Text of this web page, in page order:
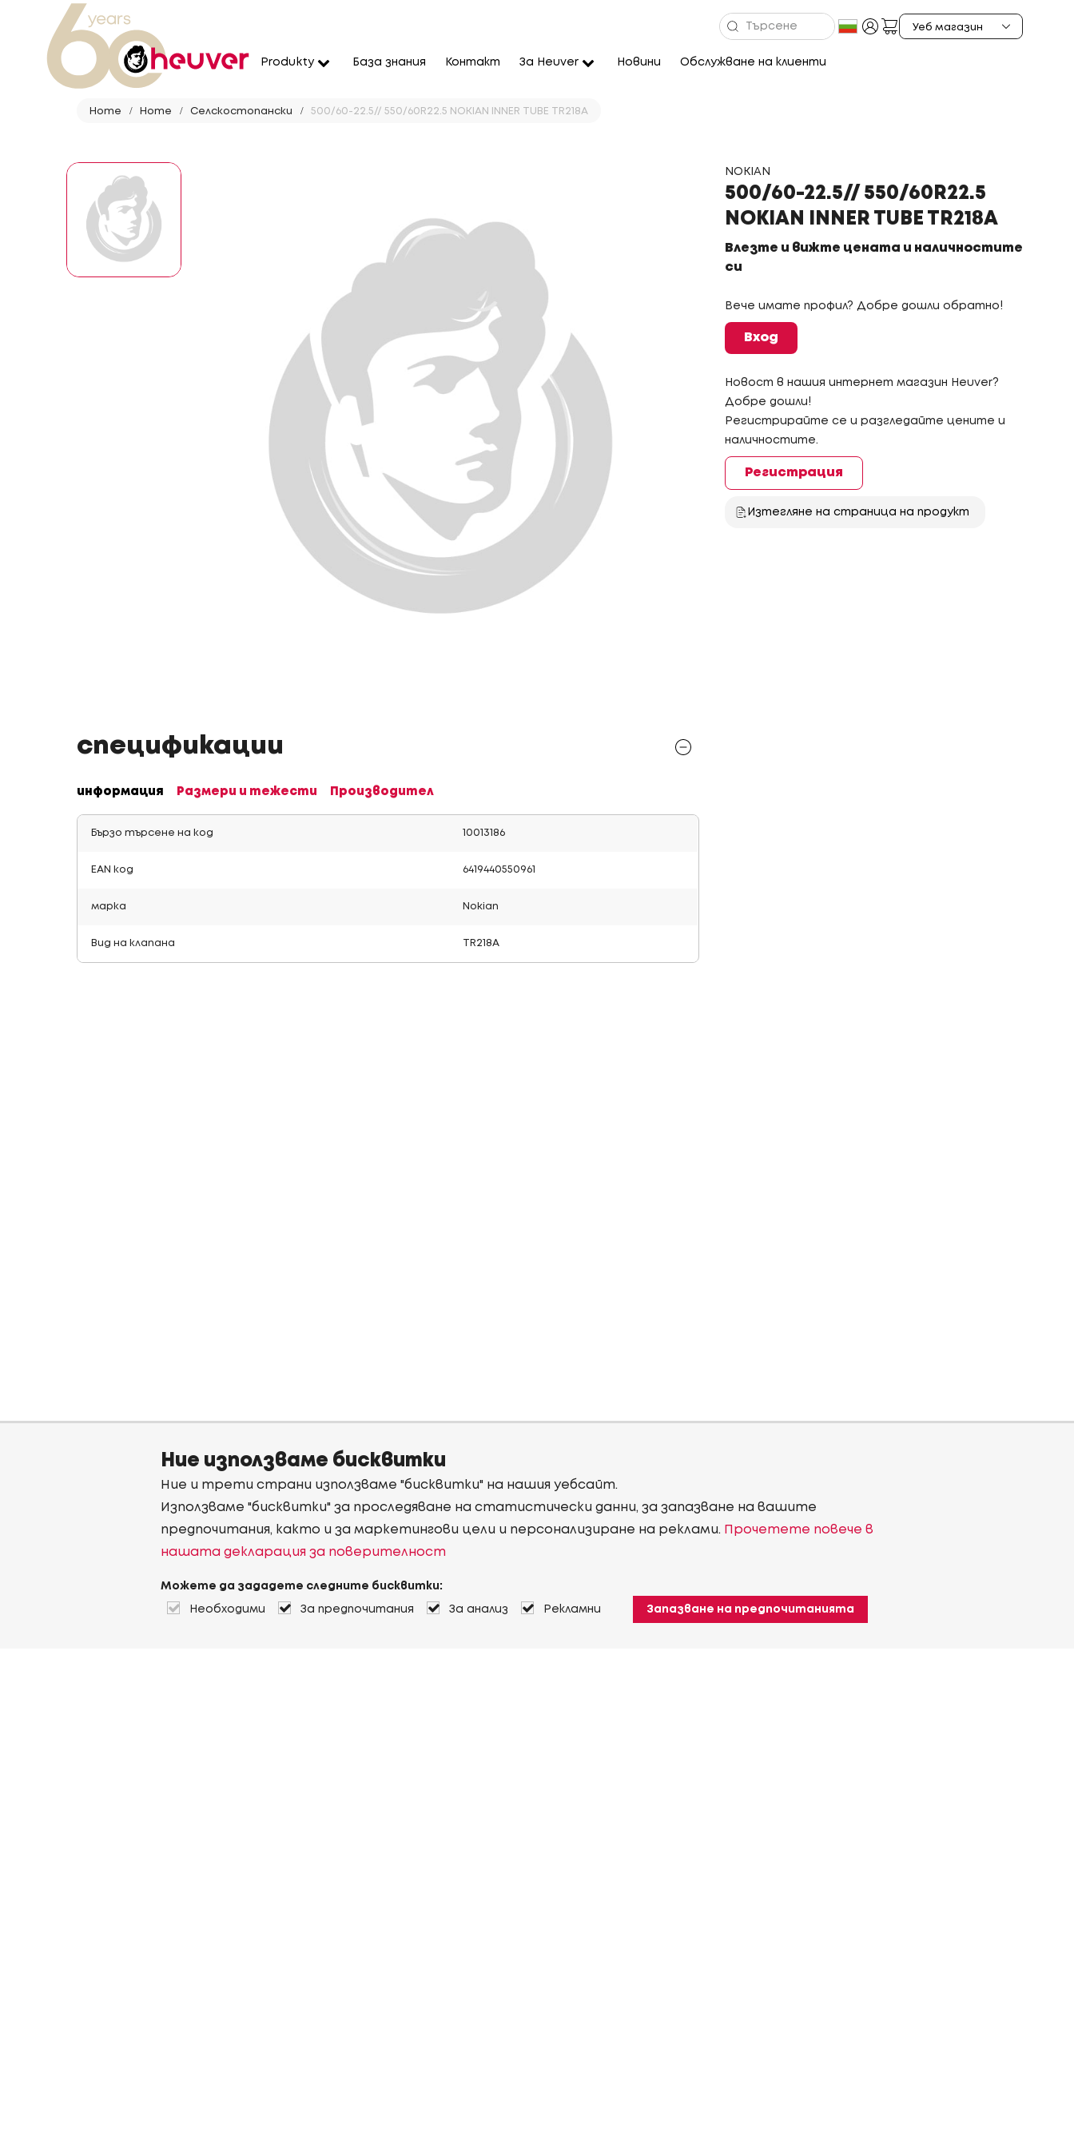
Produkty База знания Контакт За Heuver Новини Обслужване на клиенти
Home Home Селскостопански 500/60-22.5// 550/60R22.5 NOKIAN INNER TUBE TR218A
NOKIAN
500/60-22.5// 550/60R22.5
NOKIAN INNER TUBE TR218A
Влезте и вижте цената и наличностите
си
Вече имате профил? Добре дошли обратно!
Вход
Новост в нашия интернет магазин Heuver?
Добре дошли!
Регистрирайте се и разгледайте цените и
наличностите.
Регистрация
Изтегляне на страница на продукт
спецификации
информация Размери и тежести Производител
Бързо търсене на код 10013186
EAN код 6419440550961
марка Nokian
Вид на клапана TR218A
Ние използваме бисквитки
Ние и трети страни използваме "бисквитки" на нашия уебсайт.
Използваме "бисквитки" за проследяване на статистически данни, за запазване на вашите
предпочитания, както и за маркетингови цели и персонализиране на реклами. Прочетете повече в
нашата декларация за поверителност
Можете да зададете следните бисквитки:
Необходими За предпочитания За анализ Рекламни Запазване на предпочитанията